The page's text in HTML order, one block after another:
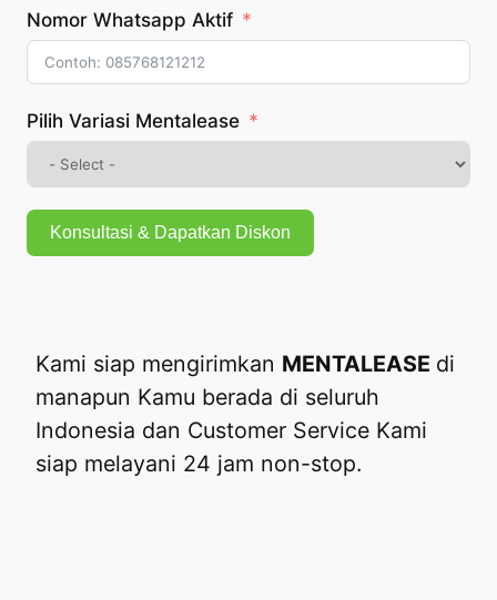
Nomor Whatsapp Aktif
Pilih Variasi Mentalease
Konsultasi & Dapatkan Diskon
Kami siap mengirimkan MENTALEASE di
manapun Kamu berada di seluruh
Indonesia dan Customer Service Kami
siap melayani 24 jam non-stop.